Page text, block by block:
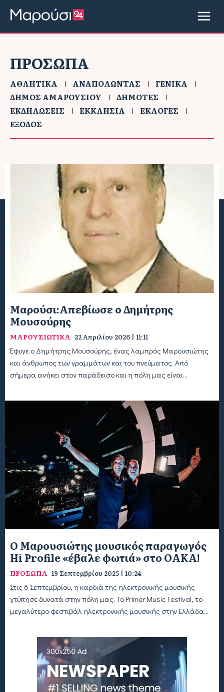
ΠΡΟΣΩΠΑ
ΑΘΛΗΤΙΚΑ ΑΝΑΠΟΛΩΝΤΑΣ
ΓΕΝΙΚΑ
ΔΗΜΟΣ ΑΜΑΡΟΥΣΙΟΥ
ΔΗΜΟΤΕΣ
ΕΚΔΗΛΩΣΕΙΣ
ΕΚΚΛΗΣΙΑ
ΕΚΛΟΓΕΣ
ΕΞΟΔΟΣ
Μαρούσι:Απεβίωσε ο Δημήτρης
Μουσούρης
ΜΑΡΟΥΣΙΩΤΙΚΑ 22 Απριλίου 2026 | 11:11
Έφυγε ο Δημήτρης Μουσούρης, ένας λαμπρός Μαρουσιώτης
και άνθρωπος των γραμμάτων και του πνεύματος. Από
σήμερα ανήκει στον παράδεισο και η πόλη μας είναι...
Ο Μαρουσιώτης μουσικός παραγωγός
Hi Profile «έβαλε φωτιά» στο ΟΑΚΑ!
ΠΡΟΣΩΠΑ 19 Σεπτεμβρίου 2025 | 10:24
Στις 6 Σεπτεμβρίου, η καρδιά της ηλεκτρονικής μουσικής
χτύπησε δυνατά στην πόλη μας. Το Primer Music Festival, το
μεγαλύτερο φεστιβάλ ηλεκτρονικής μουσικής στην Ελλάδα...